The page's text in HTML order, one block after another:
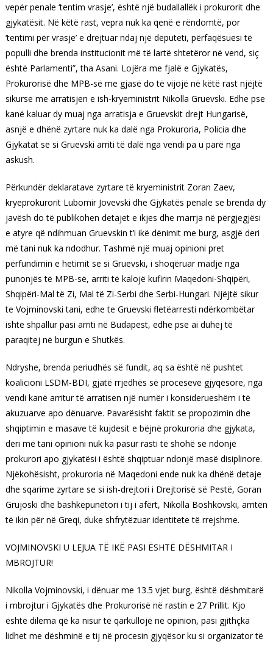
vepër penale ‘tentim vrasje’, është një budallallëk i prokurorit dhe
gjykatësit. Në këtë rast, vepra nuk ka qenë e rëndomtë, por
‘tentimi për vrasje’ e drejtuar ndaj një deputeti, përfaqësuesi të
populli dhe brenda institucionit më të lartë shtetëror në vend, siç
është Parlamenti”, tha Asani. Lojëra me fjalë e Gjykatës,
Prokurorisë dhe MPB-së me gjasë do të vijojë në këtë rast njëjtë
sikurse me arratisjen e ish-kryeministrit Nikolla Gruevski. Edhe pse
kanë kaluar dy muaj nga arratisja e Gruevskit drejt Hungarisë,
asnjë e dhënë zyrtare nuk ka dalë nga Prokuroria, Policia dhe
Gjykatat se si Gruevski arriti të dalë nga vendi pa u parë nga
askush.
Përkundër deklaratave zyrtare të kryeministrit Zoran Zaev,
kryeprokurorit Lubomir Jovevski dhe Gjykatës penale se brenda dy
javësh do të publikohen detajet e ikjes dhe marrja në përgjegjësi
e atyre që ndihmuan Gruevskin t’i ikë dënimit me burg, asgjë deri
më tani nuk ka ndodhur. Tashmë një muaj opinioni pret
përfundimin e hetimit se si Gruevski, i shoqëruar madje nga
punonjës të MPB-së, arriti të kalojë kufirin Maqedoni-Shqipëri,
Shqipëri-Mal të Zi, Mal të Zi-Serbi dhe Serbi-Hungari. Njëjtë sikur
te Vojminovski tani, edhe te Gruevski fletëarresti ndërkombëtar
ishte shpallur pasi arriti në Budapest, edhe pse ai duhej të
paraqitej në burgun e Shutkës.
Ndryshe, brenda periudhës së fundit, aq sa është në pushtet
koalicioni LSDM-BDI, gjatë rrjedhës së proceseve gjyqësore, nga
vendi kanë arritur të arratisen një numër i konsiderueshëm i të
akuzuarve apo dënuarve. Pavarësisht faktit se propozimin dhe
shqiptimin e masave të kujdesit e bëjnë prokuroria dhe gjykata,
deri më tani opinioni nuk ka pasur rasti të shohë se ndonjë
prokurori apo gjykatësi i është shqiptuar ndonjë masë disiplinore.
Njëkohësisht, prokuroria në Maqedoni ende nuk ka dhënë detaje
dhe sqarime zyrtare se si ish-drejtori i Drejtorisë së Pestë, Goran
Grujoski dhe bashkëpunëtori i tij i afërt, Nikolla Boshkovski, arritën
të ikin për në Greqi, duke shfrytëzuar identitete të rrejshme.
VOJMINOVSKI U LEJUA TË IKË PASI ËSHTË DËSHMITAR I
MBROJTUR!
Nikolla Vojminovski, i dënuar me 13.5 vjet burg, është dëshmitarë
i mbrojtur i Gjykatës dhe Prokurorisë në rastin e 27 Prillit. Kjo
është dilema që ka nisur të qarkullojë në opinion, pasi gjithçka
lidhet me dëshminë e tij në procesin gjyqësor ku si organizator të